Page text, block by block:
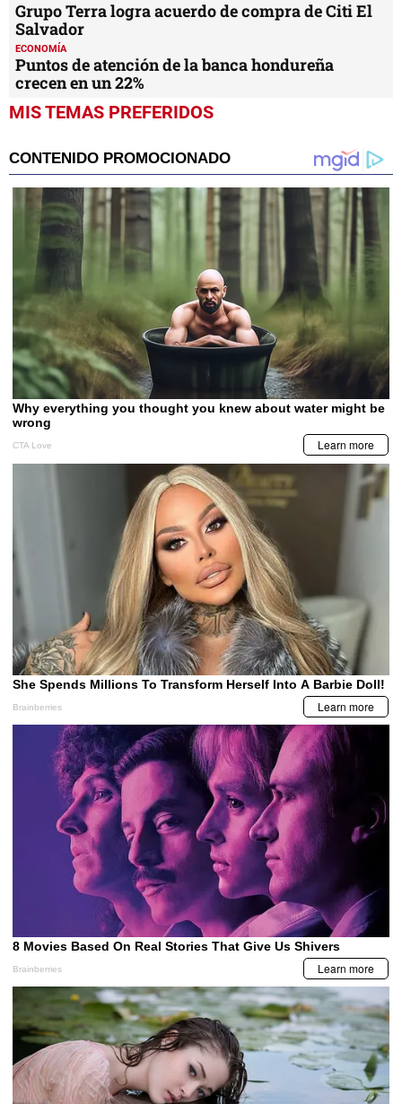
Grupo Terra logra acuerdo de compra de Citi El
Salvador
ECONOMÍA
Puntos de atención de la banca hondureña
crecen en un 22%
MIS TEMAS PREFERIDOS